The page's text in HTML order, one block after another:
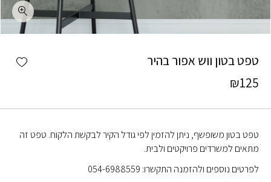
טפט בטון ווש אפור בהיר
₪125
טפט בטון משופשף, ניתן להזמין לפי גודל הקיר לבקשת הלקוח. טפט זה
מתאים למשרדים פרויקטים ולבית.
לפרטים נוספים ולהזמנה התקשרו: 054-6988559